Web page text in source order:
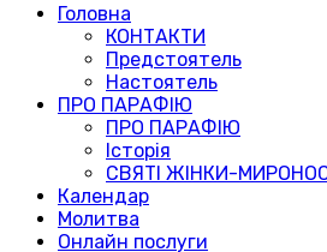
Головна
КОНТАКТИ
Предстоятель
Настоятель
ПРО ПАРАФІЮ
ПРО ПАРАФІЮ
Історія
СВЯТІ ЖІНКИ-
Календар
Молитва
Онлайн послуги